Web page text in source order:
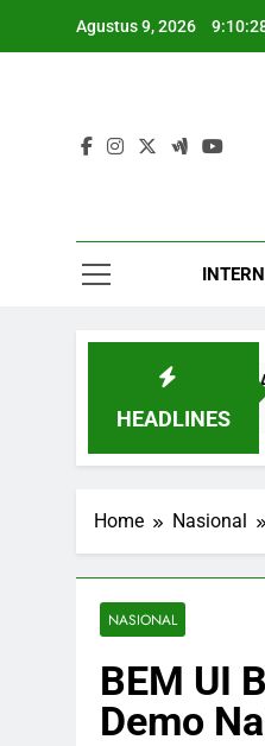
Agustus 9, 2026
HEADLINES
dan Turki Tidak Bisa
Home Nasional
NASIONAL
BEM UI
Demo